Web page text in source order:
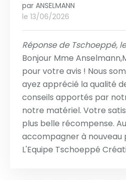
par ANSELMANN
le 13/06/2026
Réponse de Tschoeppé,
Bonjour Mme
pour votre avis ! Nous
ayez apprécié la qualité
conseils apportés par
notre matériel. Votre
plus belle récompense.
accompagner à nouveau
L'Equipe Tschoeppé